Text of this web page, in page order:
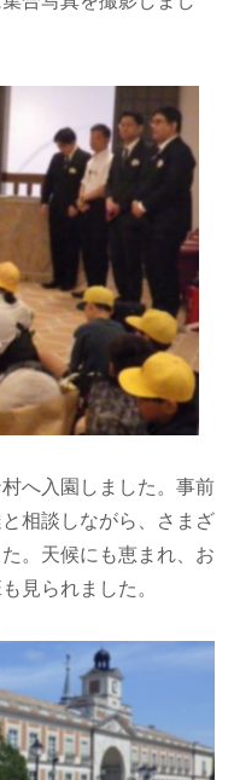
へ入園しました。事前
相談しながら、さまざ
。天候にも恵まれ、お
見られました。